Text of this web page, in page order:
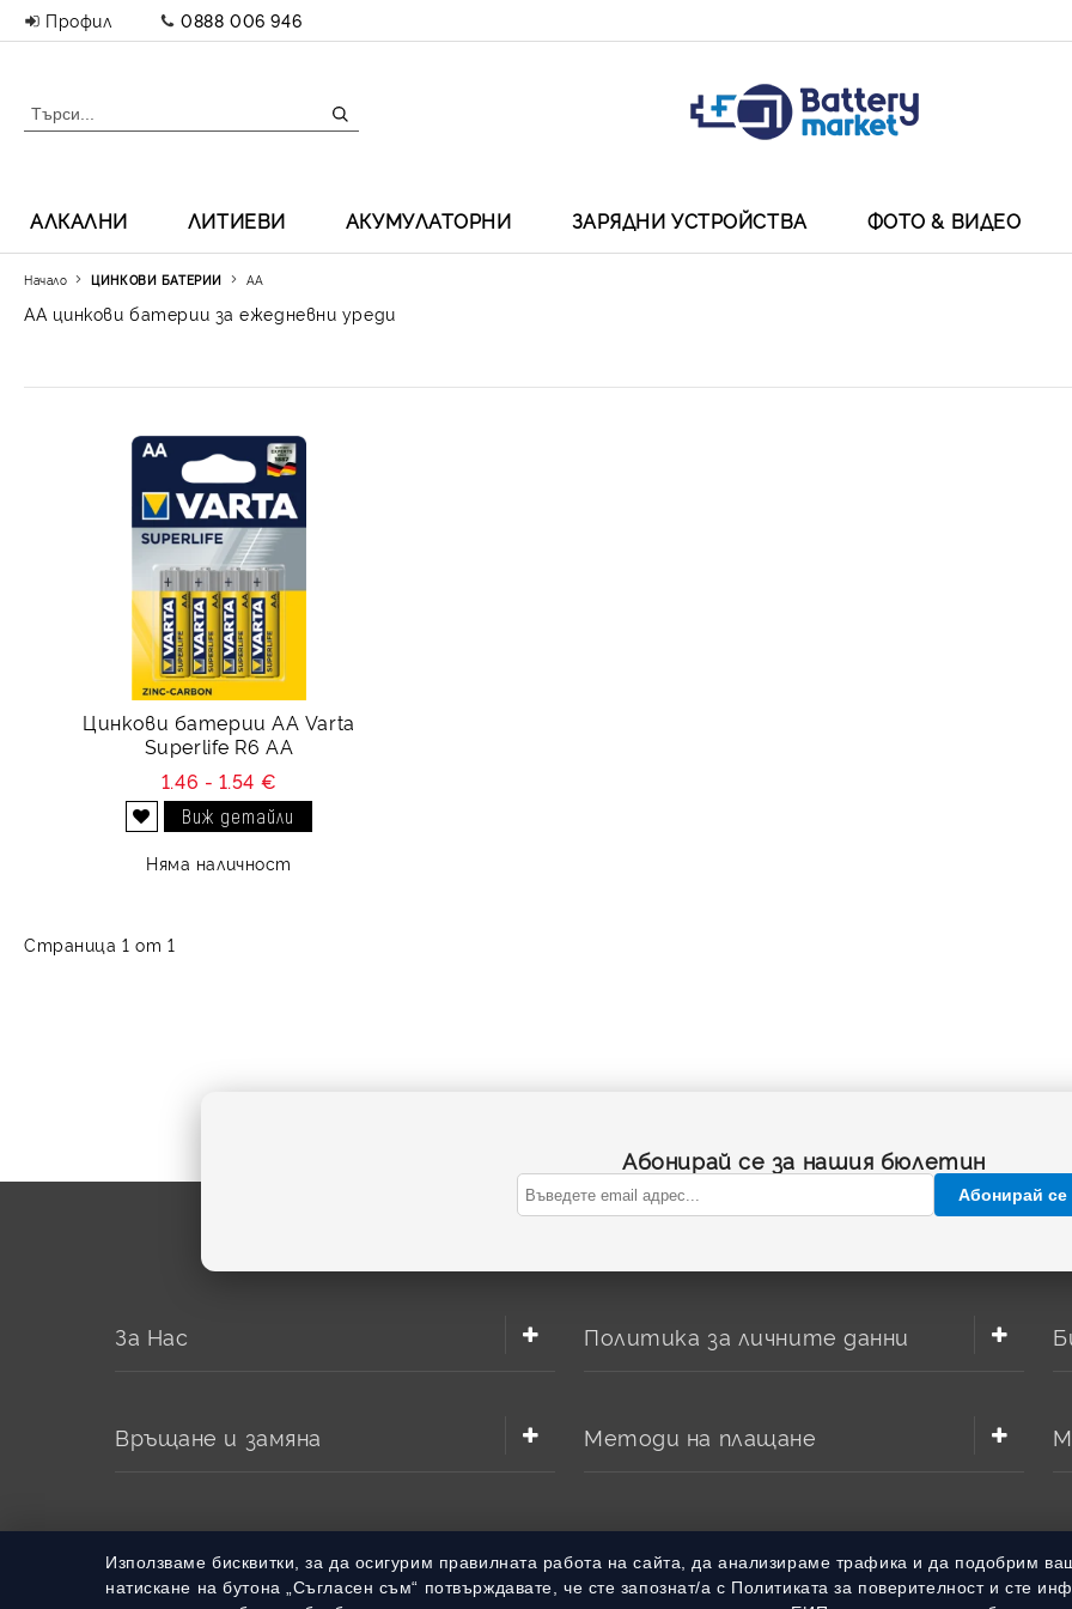
Профил 0888 006 946
Използваме бисквитки, за да осигурим правилната работа на сайта, да анализираме трафика и да подобрим
натискане на бутона „Съгласен съм“ потвърждавате, че сте запознат/а с Политиката за поверителност и сте
АЛКАЛНИ ЛИТИЕВИ АКУМУЛАТОРНИ ЗАРЯДНИ УСТРОЙСТВА ФОТО & ВИДЕО
Начало ЦИНКОВИ БАТЕРИИ АА
AA цинкови батерии за ежедневни уреди
Цинкови батерии АА Varta
Superlife R6 АА
1.46 - 1.54 €
Виж детайли
Няма наличност
Страница 1 от 1
Абонирай се за нашия бюлетин
Абонирай се
За Нас Политика за личните данни
Връщане и замяна Методи на плащане